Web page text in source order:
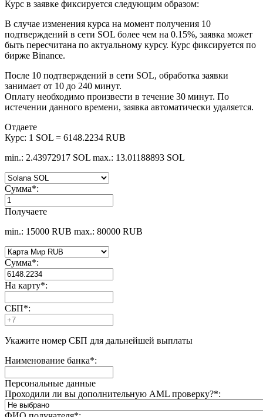
Курс в заявке фиксируется следующим образом:
В случае изменения курса на момент получения 10
подтверждений в сети SOL более чем на 0.15%, заявка может
быть пересчитана по актуальному курсу. Курс фиксируется по
бирже Binance.
После 10 подтверждений в сети SOL, обработка заявки
занимает от 10 до 240 минут.
Оплату необходимо произвести в течение 30 минут. По
истечении данного времени, заявка автоматически удаляется.
Отдаете
Курс: 1 SOL = 6148.2234 RUB
min.: 2.43972917 SOL max.: 13.01188893 SOL
Сумма*:
Получаете
min.: 15000 RUB max.: 80000 RUB
Сумма*:
На карту*:
СБП*:
Укажите номер СБП для дальнейшей выплаты
Наименование банка*:
Персональные данные
Проходили ли вы дополнительную AML проверку?*: